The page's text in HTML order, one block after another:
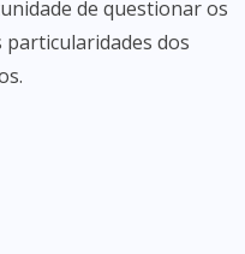
de questionar os
dos